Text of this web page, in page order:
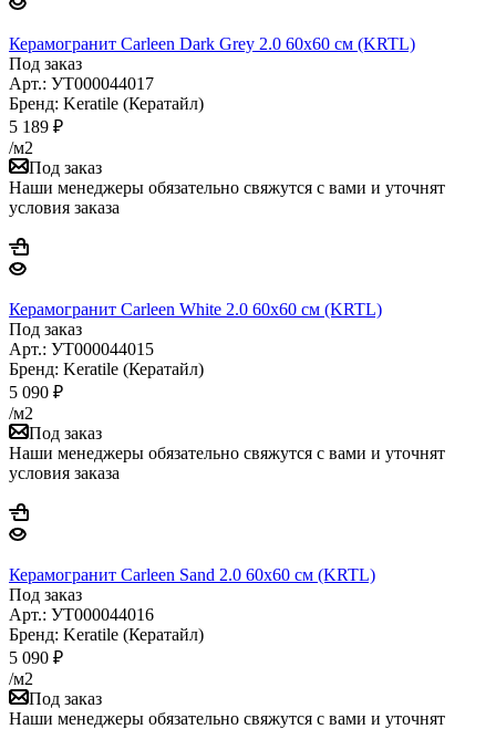
Керамогранит Carleen Dark Grey 2.0 60x60 см (KRTL)
Под заказ
Арт.: УТ000044017
Бренд: Keratile (Кератайл)
5 189 ₽
/м2
Под заказ
Наши менеджеры обязательно свяжутся с вами и уточнят
условия заказа
Керамогранит Carleen White 2.0 60x60 см (KRTL)
Под заказ
Арт.: УТ000044015
Бренд: Keratile (Кератайл)
5 090 ₽
/м2
Под заказ
Наши менеджеры обязательно свяжутся с вами и уточнят
условия заказа
Керамогранит Carleen Sand 2.0 60x60 см (KRTL)
Под заказ
Арт.: УТ000044016
Бренд: Keratile (Кератайл)
5 090 ₽
/м2
Под заказ
Наши менеджеры обязательно свяжутся с вами и уточнят